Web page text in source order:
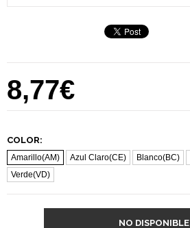
8,77€
COLOR:
Amarillo(AM) Azul Claro(CE) Blanco(BC)
Verde(VD)
NO DISPONIBLE